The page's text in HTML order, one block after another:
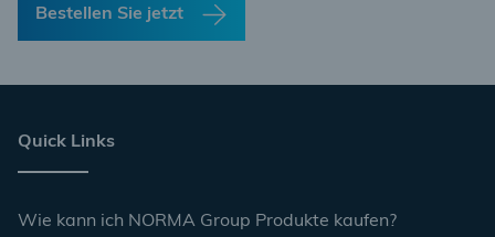
Bestellen Sie jetzt
Quick Links
Wie kann ich NORMA Group Produkte kaufen?